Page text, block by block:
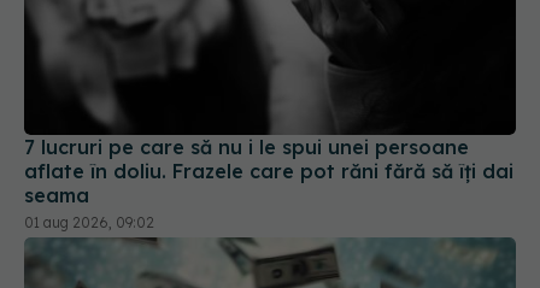
7 lucruri pe care să nu i le spui unei persoane
aflate în doliu. Frazele care pot răni fără să îți dai
seama
01 aug 2026, 09:02